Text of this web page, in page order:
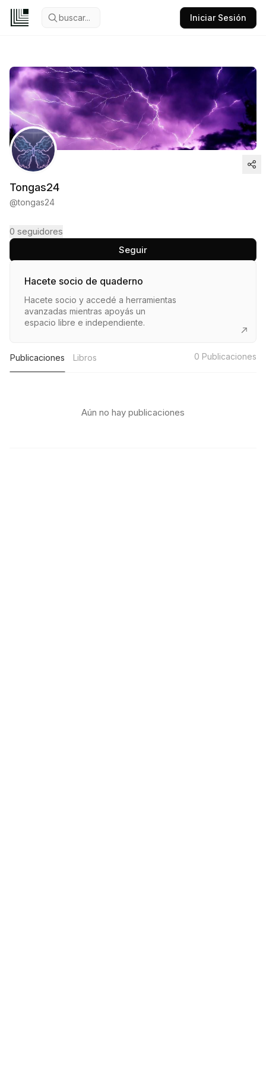
buscar... Iniciar Sesión
Tongas24
@tongas24
0 seguidores
Seguir
Hacete socio de quaderno
Hacete socio y accedé a herramientas
avanzadas mientras apoyás un
espacio libre e independiente.
Publicaciones Libros 0 Publicaciones
Aún no hay publicaciones